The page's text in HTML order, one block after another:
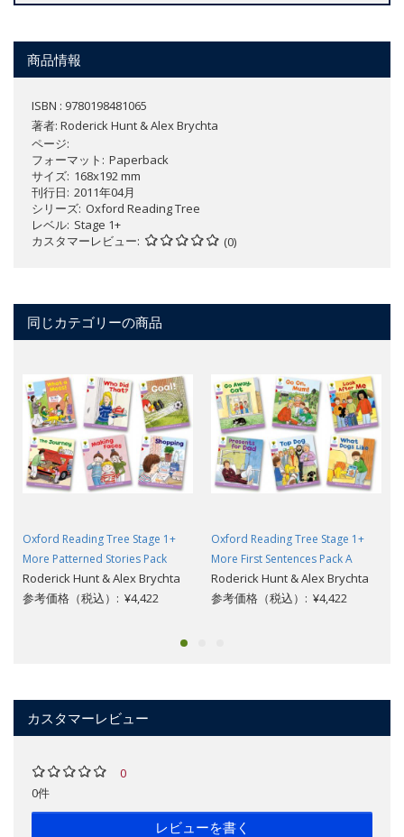
商品情報
ISBN : 9780198481065
著者: Roderick Hunt & Alex Brychta
ページ
フォーマット
Paperback
サイズ 168x192 mm
刊行日 2011年04月
シリーズ Oxford Reading Tree
レベル Stage 1+
カスタマーレビュー
(0)
同じカテゴリーの商品
Oxford Reading Tree Stage 1+
More Patterned Stories Pack
Roderick Hunt & Alex Brychta
参考価格（税込）: ¥4,422
Oxford Reading Tree Stage 1+
More First Sentences Pack A
Roderick Hunt & Alex Brychta
参考価格（税込）: ¥4,422
カスタマーレビュー
0
0件
レビューを書く